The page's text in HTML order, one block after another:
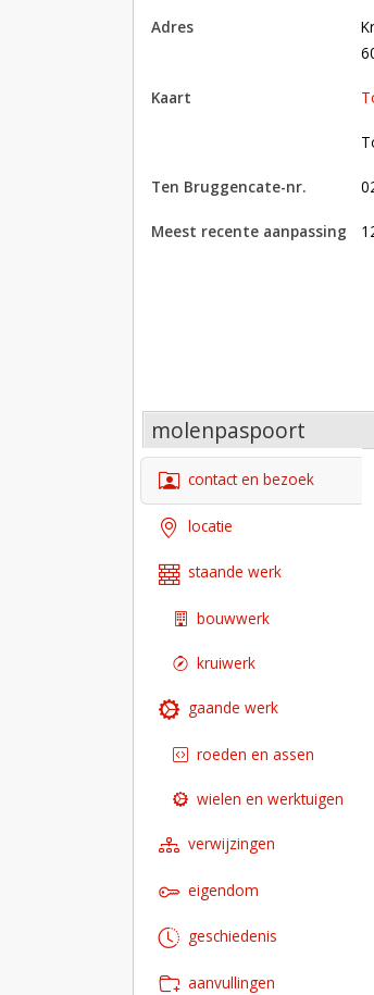
adres
kaart
Toon op Google Maps met
Ten Bruggencate-nr.
Meest recente aanpassing
molenpaspoort
contact en bezoek
locatie
staande werk
bouwwerk
kruiwerk
gaande werk
roeden en assen
wielen en werktuigen
verwijzingen
eigendom
geschiedenis
aanvullingen